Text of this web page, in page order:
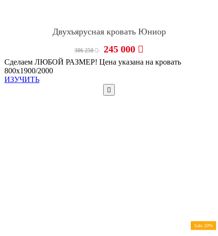
Двухъярусная кровать Юниор
306 250 245 000
Сделаем ЛЮБОЙ РАЗМЕР! Цена указана на кровать
800х1900/2000
ИЗУЧИТЬ
Sale 20%